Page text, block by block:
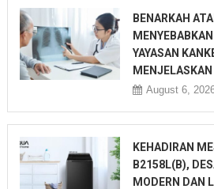
BENARKAH
YAYASAN
August 6,
KEHADIRAN
B2158L(B),
MODERN DAN